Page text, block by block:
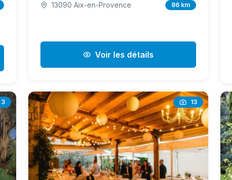
13090 Aix-en-Provence 86 km
Voir les détails
3 13